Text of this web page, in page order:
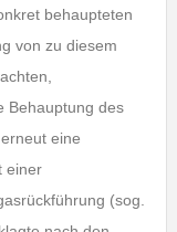
behaupteten
von zu diesem
Behauptung des
eine
einer
(sog.